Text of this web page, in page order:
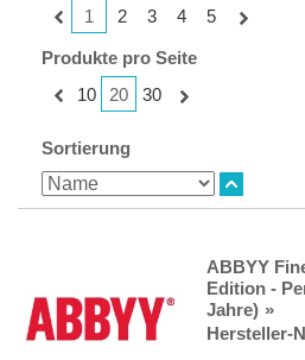
1
2 3 4 5
Produkte pro Seite
10
20 30
Sortierung
ABBYY
Edition -
Jahre)
Hersteller-